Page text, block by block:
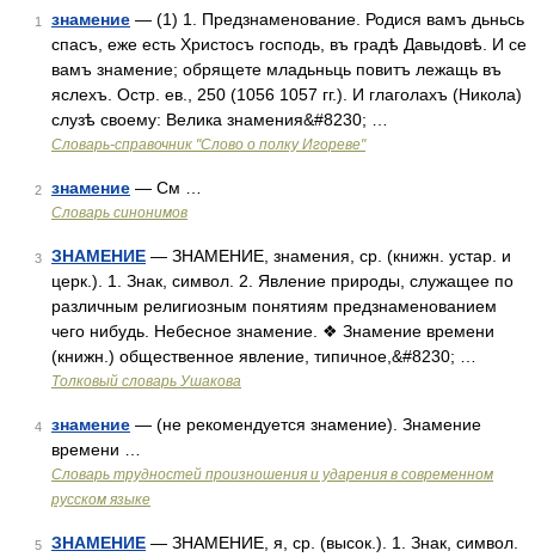
1 знамение — (1) 1. Предзнаменование. Родися вамъ дьньсь
спасъ, еже есть Христосъ господь, въ градѣ Давыдовѣ. И се
вамъ знамение; обрящете младьньць повитъ лежащь въ
яслехъ. Остр. ев., 250 (1056 1057 гг.). И глаголахъ (Никола)
слузѣ своему: Велика знамения&#8230; …
Словарь-справочник "Слово о полку Игореве"
2 знамение — См …
Словарь синонимов
3 ЗНАМЕНИЕ — ЗНАМЕНИЕ, знамения, ср. (книжн. устар. и
церк.). 1. Знак, символ. 2. Явление природы, служащее по
различным религиозным понятиям предзнаменованием
чего нибудь. Небесное знамение. ❖ Знамение времени
(книжн.) общественное явление, типичное,&#8230; …
Толковый словарь Ушакова
4 знамение — (не рекомендуется знамение). Знамение
времени …
Словарь трудностей произношения и ударения в современном
русском языке
5 ЗНАМЕНИЕ — ЗНАМЕНИЕ, я, ср. (высок.). 1. Знак, символ.